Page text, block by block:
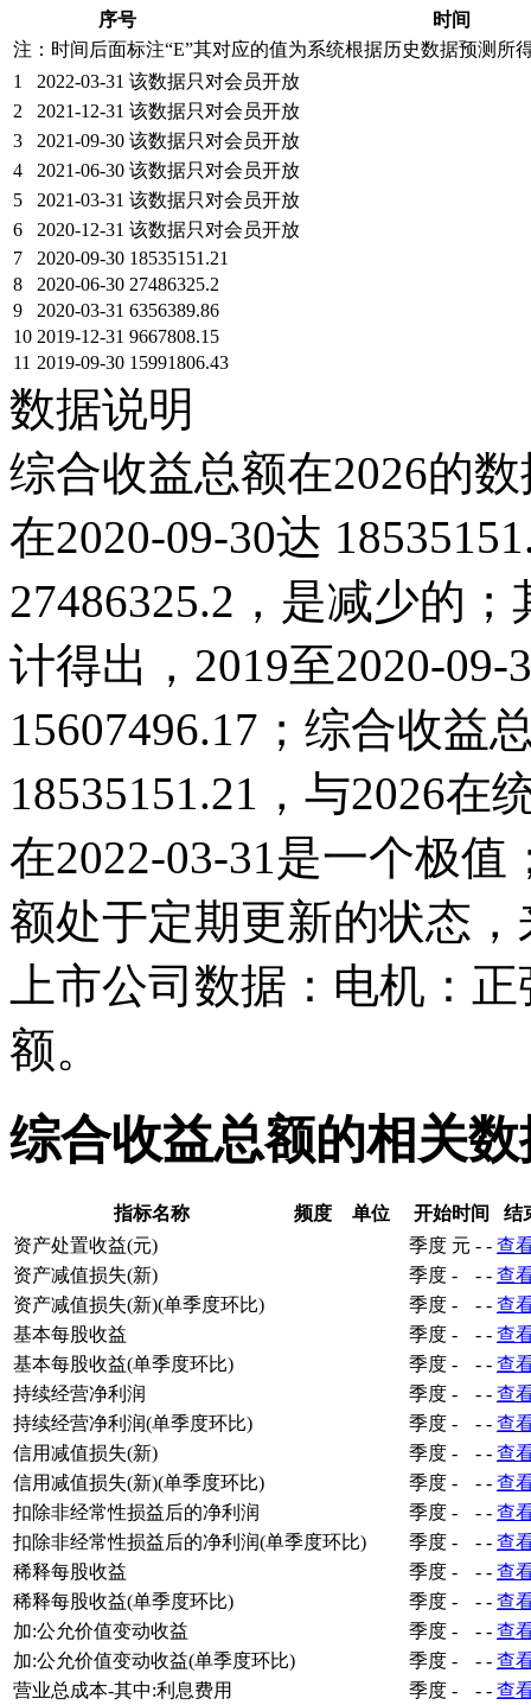
序号
时间
注：时间后面标注“E”其对应的值为系统根据历史数据预测所
1
2022-03-31 该数据只对会员开放
2
2021-12-31 该数据只对会员开放
3
2021-09-30 该数据只对会员开放
4
2021-06-30 该数据只对会员开放
5
2021-03-31 该数据只对会员开放
6
2020-12-31 该数据只对会员开放
7
2020-09-30 18535151.21
8
2020-06-30 27486325.2
9
2020-03-31 6356389.86
10 2019-12-31 9667808.15
11 2019-09-30 15991806.43
数据说明
综合收益总额在2026的
在2020-09-30达
27486325.2，是减少的
计得出，2019至2020-
15607496.17；综合收益
18535151.21，与2026
在2022-03-31是一个极
额处于定期更新的状态
上市公司数据：电机：
额。
综合收益总额的相关
指标名称 频度 单位 开始时间
结
资产处置收益(元)
季度 元 - - 查
资产减值损失(新)
季度 - - - 查
资产减值损失(新)(单季度环比)
季度 - - - 查
基本每股收益
季度 - - - 查
基本每股收益(单季度环比)
季度 - - - 查
持续经营净利润
季度 - - - 查
持续经营净利润(单季度环比)
季度 - - - 查
信用减值损失(新)
季度 - - - 查
信用减值损失(新)(单季度环比)
季度 - - - 查
扣除非经常性损益后的净利润
季度 - - - 查
扣除非经常性损益后的净利润(单季度环比)
季度 - - - 查
稀释每股收益
季度 - - - 查
稀释每股收益(单季度环比)
季度 - - - 查
加:公允价值变动收益
季度 - - - 查
加:公允价值变动收益(单季度环比)
季度 - - - 查
营业总成本-其中:利息费用
季度 - - - 查